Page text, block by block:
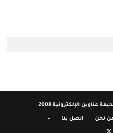
الإلكترونية 2008
نحن اتصل بنا –